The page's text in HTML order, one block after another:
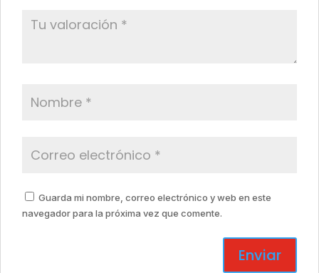
Guarda mi nombre, correo electrónico y web en este
navegador para la próxima vez que comente.